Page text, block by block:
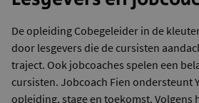
De opleiding Cobegeleider in de
door lesgevers die de cursisten
traject. Ook jobcoaches spelen een
cursisten. Jobcoach Fien ondersteunt
opleiding, stage en toekomst. Volgens